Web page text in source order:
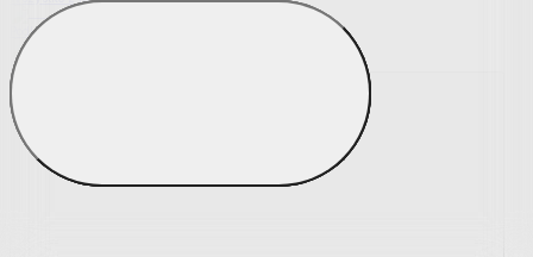
Podkładki na materace
Materace nawierzchniowe